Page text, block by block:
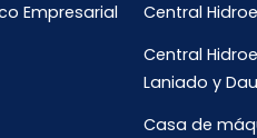
Empresarial
Central
Central
Laniado y
Casa de